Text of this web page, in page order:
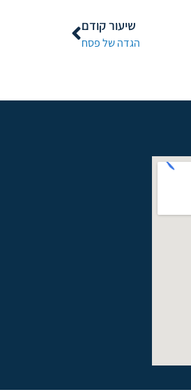
שיעור קודם
הגדה של פסח